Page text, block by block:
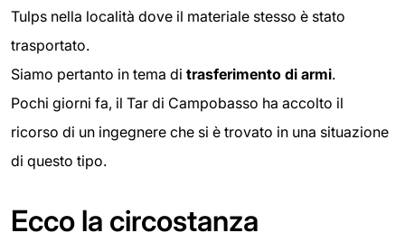
Tulps nella località dove il materiale stesso è stato
trasportato.
Siamo pertanto in tema di trasferimento di armi.
Pochi giorni fa, il Tar di Campobasso ha accolto il
ricorso di un ingegnere che si è trovato in una situazione
di questo tipo.
Ecco la circostanza